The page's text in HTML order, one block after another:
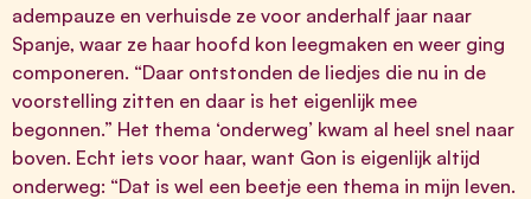
adempauze en verhuisde ze voor anderhalf jaar naar
Spanje, waar ze haar hoofd kon leegmaken en weer ging
componeren. “Daar ontstonden de liedjes die nu in de
voorstelling zitten en daar is het eigenlijk mee
begonnen.” Het thema ‘onderweg’ kwam al heel snel naar
boven. Echt iets voor haar, want Gon is eigenlijk altijd
onderweg: “Dat is wel een beetje een thema in mijn leven.